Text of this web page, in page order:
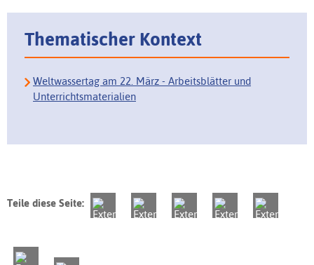
Thematischer Kontext
Weltwassertag am 22. März - Arbeitsblätter und
Unterrichtsmaterialien
Teile diese Seite: